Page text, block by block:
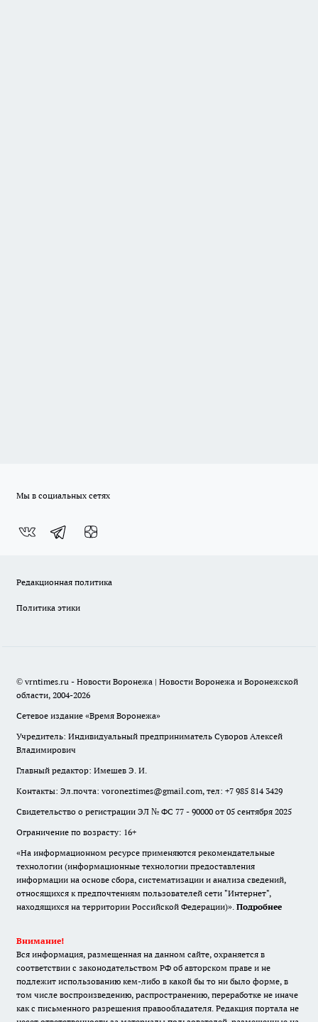
Мы в социальных сетях
Редакционная политика
Политика этики
© vrntimes.ru - Новости Воронежа | Новости Воронежа и Воронежской
области, 2004-2026
Сетевое издание «Время Воронежа»
Учредитель: Индивидуальный предприниматель Суворов Алексей
Владимирович
Главный редактор: Имешев Э. И.
Контакты: Эл.почта: voroneztimes@gmail.com, тел: +7 985 814 3429
Свидетельство о регистрации ЭЛ № ФС 77 - 90000 от 05 сентября 2025
Ограничение по возрасту: 16+
«На информационном ресурсе применяются рекомендательные
технологии (информационные технологии предоставления
информации на основе сбора, систематизации и анализа сведений,
относящихся к предпочтениям пользователей сети "Интернет",
находящихся на территории Российской Федерации)». Подробнее
Внимание!
Вся информация, размещенная на данном сайте, охраняется в
соответствии с законодательством РФ об авторском праве и не
подлежит использованию кем-либо в какой бы то ни было форме, в
том числе воспроизведению, распространению, переработке не иначе
как с письменного разрешения правообладателя. Редакция портала не